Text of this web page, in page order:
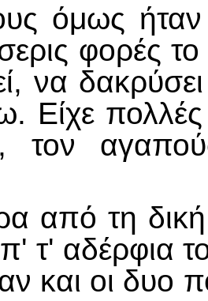
όμως
φορές
να
Είχε πολλές
τον
από τη
τ' αδέρφια
και οι δυο